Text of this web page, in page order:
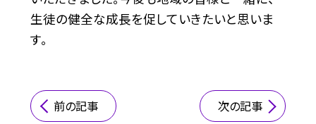
生徒の健全な成長を促していきたいと思いま
す。
前の記事 次の記事